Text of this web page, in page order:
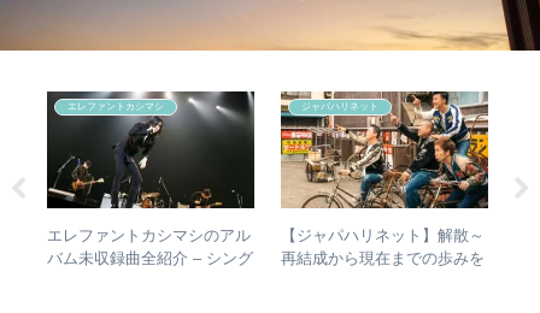
エレファントカシマシ
エレファントカシマシのアル
バム未収録曲全紹介 – シング
ジャパハリネット
【ジャパハリネット】解散～
再結成から現在までの歩みを